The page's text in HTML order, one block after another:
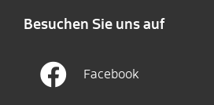
Besuchen Sie uns auf
Facebook